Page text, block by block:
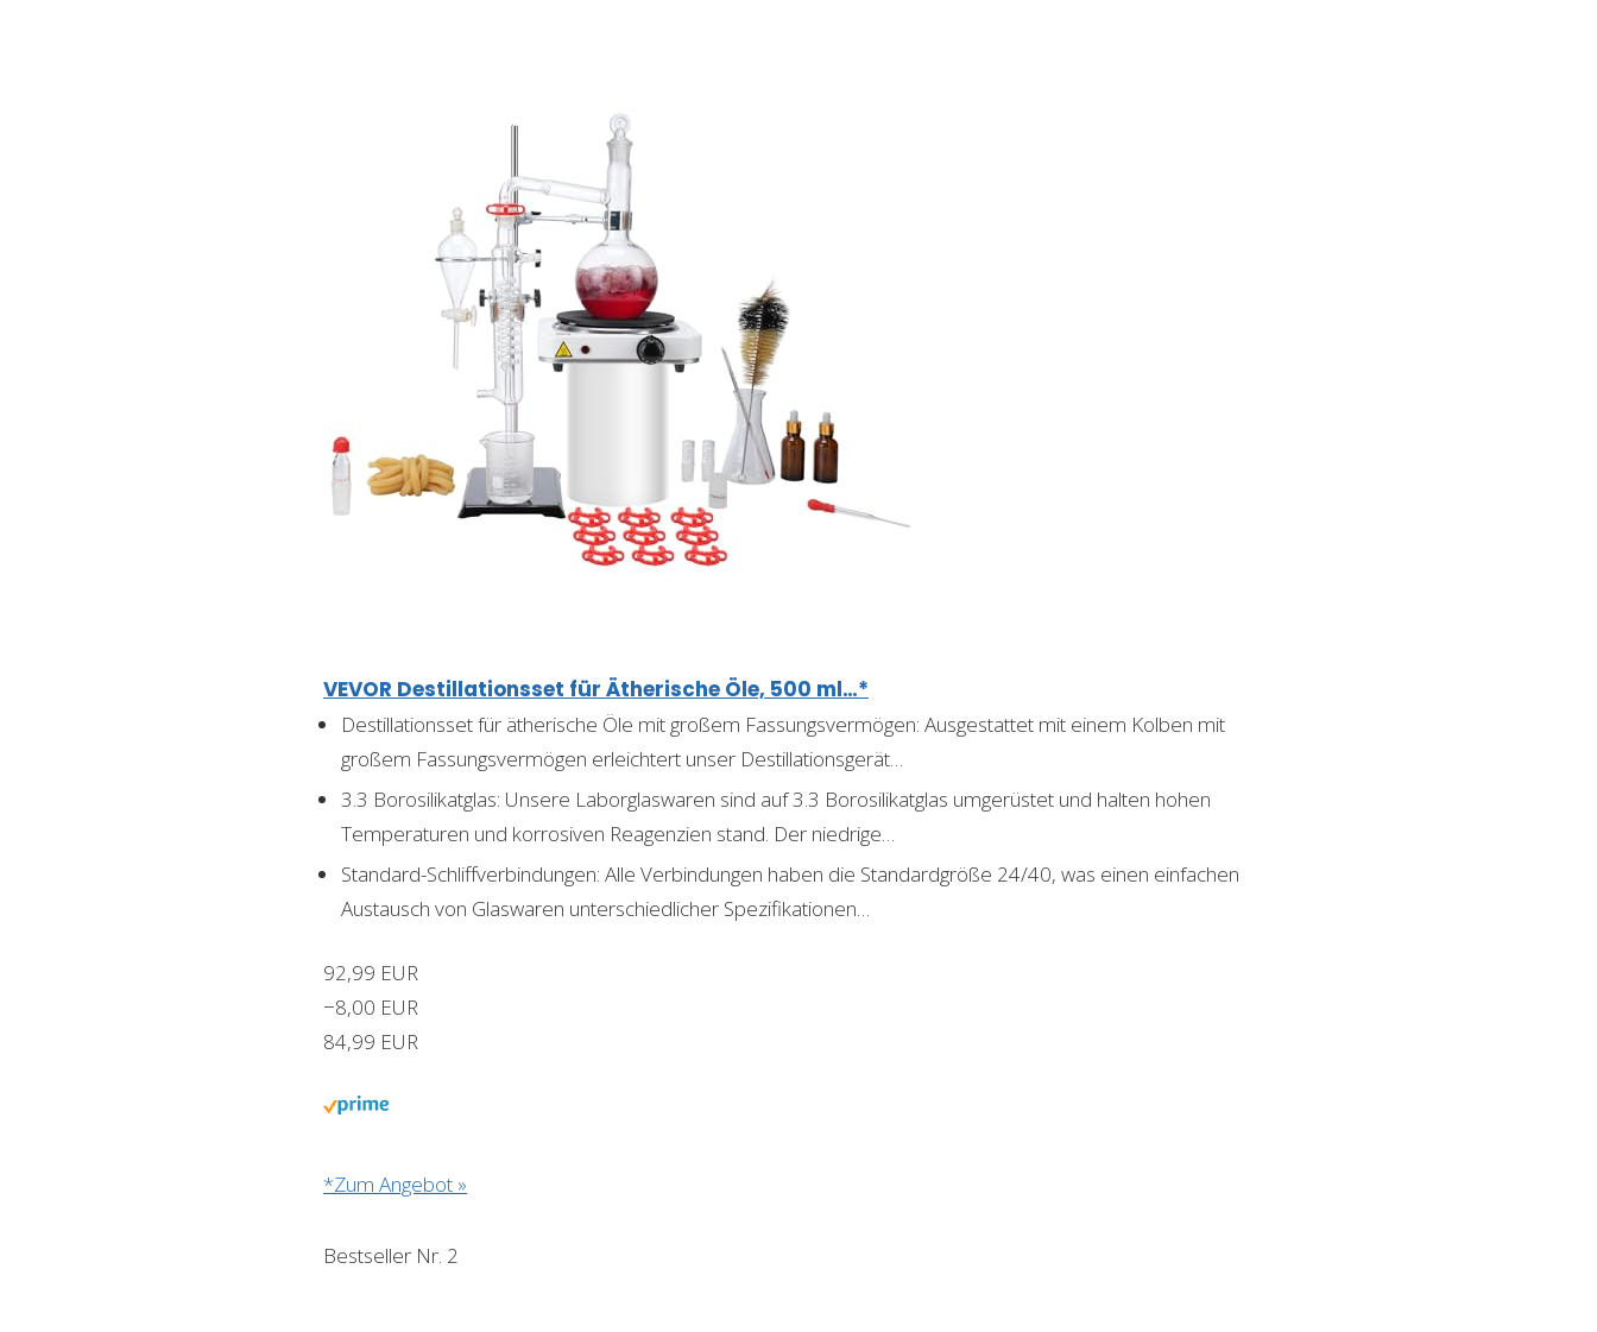
VEVOR Destillationsset für Ätherische Öle, 500 ml…*
Destillationsset für ätherische Öle mit großem Fassungsvermögen: Ausgestattet mit einem Kolben mit
großem Fassungsvermögen erleichtert unser Destillationsgerät…
3.3 Borosilikatglas: Unsere Laborglaswaren sind auf 3.3 Borosilikatglas umgerüstet und halten hohen
Temperaturen und korrosiven Reagenzien stand. Der niedrige…
Standard-Schliffverbindungen: Alle Verbindungen haben die Standardgröße 24/40, was einen einfachen
Austausch von Glaswaren unterschiedlicher Spezifikationen…
92,99 EUR
−8,00 EUR
84,99 EUR
*Zum Angebot »
Bestseller Nr. 2